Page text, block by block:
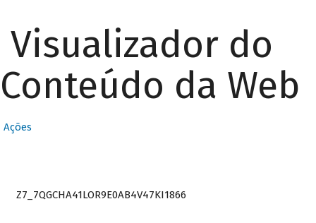
Visualizador do
Conteúdo da Web
Ações
Z7_7QGCHA41LOR9E0AB4V47KI1866